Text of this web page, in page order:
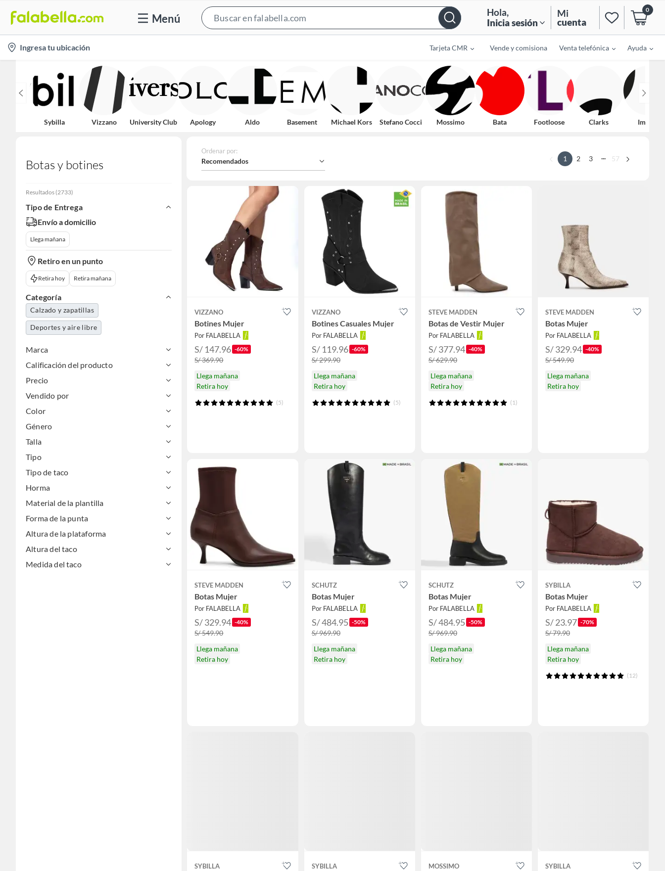
Menú
Bar
Hola,
Inicia sesión
Mi
cuenta
0
location-
icon
Ingresa tu ubicación Tarjeta CMR Vende y comisiona Venta telefónica Ayuda
Sybilla Vizzano University Club Apology Aldo Basement Michael Kors Stefano Cocci Mossimo Bata Footloose Clarks Impuls
Botas y botines
Resultados (2733)
Tipo de Entrega
Envío a domicilio
Llega mañana
Retiro en un punto
Retira hoy Retira mañana
Categoría
Calzado y zapatillas
Deportes y aire libre
Marca
Calificación del producto
Precio
Vendido por
Color
Género
Talla
Tipo
Tipo de taco
Horma
Material de la plantilla
Forma de la punta
Altura de la plataforma
Altura del taco
Medida del taco
Ordenar por:
Recomendados 1 2 3 ... 57
VIZZANO
Botines Mujer
Por FALABELLA
S/ 147.96 -60%
S/ 369.90
Llega mañana
Retira hoy
(5)
VIZZANO
Botines Casuales Mujer
Por FALABELLA
S/ 119.96 -60%
S/ 299.90
Llega mañana
Retira hoy
(5)
STEVE MADDEN
Botas de Vestir Mujer
Por FALABELLA
S/ 377.94 -40%
S/ 629.90
Llega mañana
Retira hoy
(1)
STEVE MADDEN
Botas Mujer
Por FALABELLA
S/ 329.94 -40%
S/ 549.90
Llega mañana
Retira hoy
STEVE MADDEN
Botas Mujer
Por FALABELLA
S/ 329.94 -40%
S/ 549.90
Llega mañana
Retira hoy
SCHUTZ
Botas Mujer
Por FALABELLA
S/ 484.95 -50%
S/ 969.90
Llega mañana
Retira hoy
SCHUTZ
Botas Mujer
Por FALABELLA
S/ 484.95 -50%
S/ 969.90
Llega mañana
Retira hoy
SYBILLA
Botas Mujer
Por FALABELLA
S/ 23.97 -70%
S/ 79.90
Llega mañana
Retira hoy
(12)
SYBILLA SYBILLA MOSSIMO SYBILLA